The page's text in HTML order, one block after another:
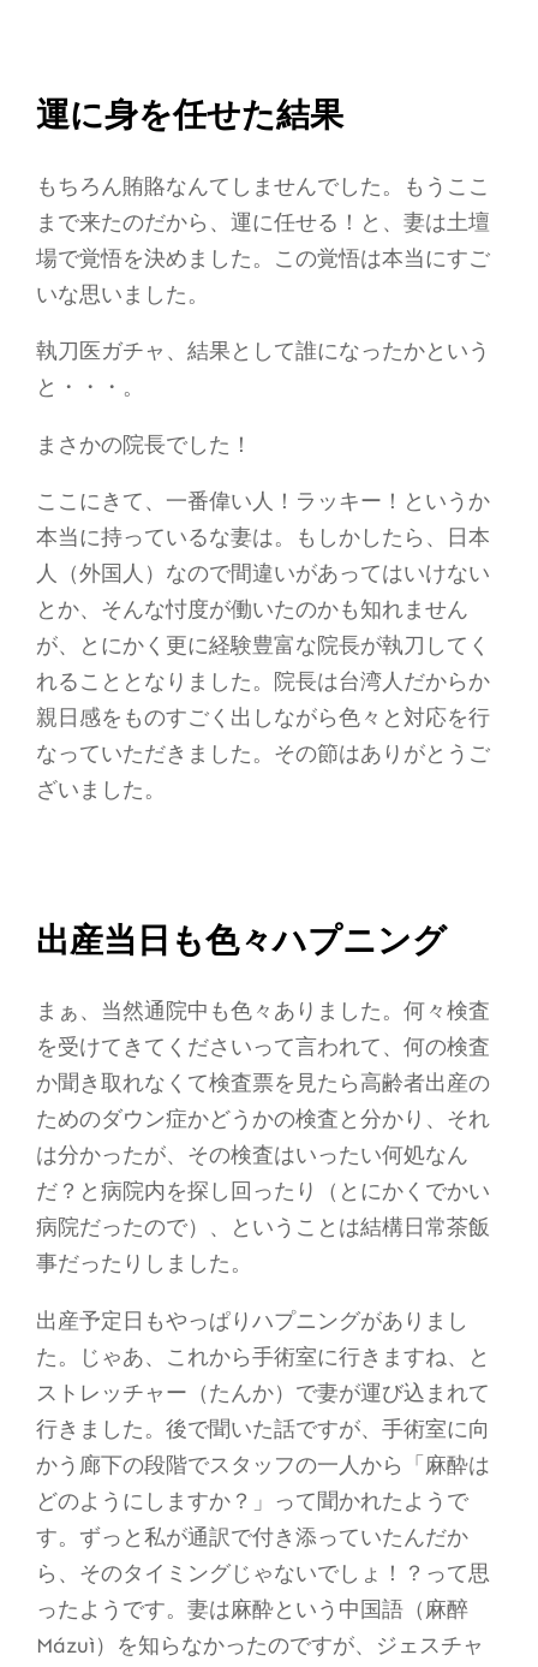
運に身を任せた結果
もちろん賄賂なんてしませんでした。もうここ
まで来たのだから、運に任せる！と、妻は土壇
場で覚悟を決めました。この覚悟は本当にすご
いな思いました。
執刀医ガチャ、結果として誰になったかという
と・・・。
まさかの院長でした！
ここにきて、一番偉い人！ラッキー！というか
本当に持っているな妻は。もしかしたら、日本
人（外国人）なので間違いがあってはいけない
とか、そんな忖度が働いたのかも知れません
が、とにかく更に経験豊富な院長が執刀してく
れることとなりました。院長は台湾人だからか
親日感をものすごく出しながら色々と対応を行
なっていただきました。その節はありがとうご
ざいました。
出産当日も色々ハプニング
まぁ、当然通院中も色々ありました。何々検査
を受けてきてくださいって言われて、何の検査
か聞き取れなくて検査票を見たら高齢者出産の
ためのダウン症かどうかの検査と分かり、それ
は分かったが、その検査はいったい何処なん
だ？と病院内を探し回ったり（とにかくでかい
病院だったので）、ということは結構日常茶飯
事だったりしました。
出産予定日もやっぱりハプニングがありまし
た。じゃあ、これから手術室に行きますね、と
ストレッチャー（たんか）で妻が運び込まれて
行きました。後で聞いた話ですが、手術室に向
かう廊下の段階でスタッフの一人から「麻酔は
どのようにしますか？」って聞かれたようで
す。ずっと私が通訳で付き添っていたんだか
ら、そのタイミングじゃないでしょ！？って思
ったようです。妻は麻酔という中国語（麻醉
Mázuì）を知らなかったのですが、ジェスチャ